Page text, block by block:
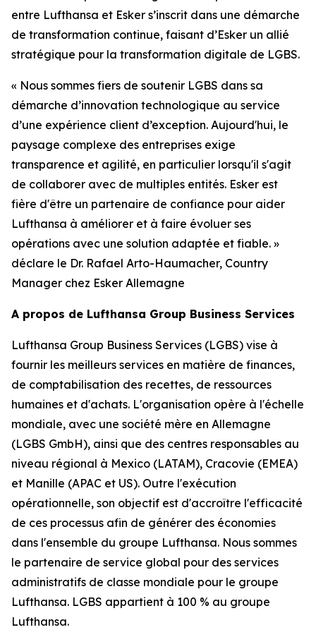
entre Lufthansa et Esker s’inscrit dans une démarche
de transformation continue, faisant d’Esker un allié
stratégique pour la transformation digitale de LGBS.
« Nous sommes fiers de soutenir LGBS dans sa
démarche d’innovation technologique au service
d’une expérience client d’exception. Aujourd'hui, le
paysage complexe des entreprises exige
transparence et agilité, en particulier lorsqu'il s'agit
de collaborer avec de multiples entités. Esker est
fière d'être un partenaire de confiance pour aider
Lufthansa à améliorer et à faire évoluer ses
opérations avec une solution adaptée et fiable. »
déclare le Dr. Rafael Arto-Haumacher, Country
Manager chez Esker Allemagne
A propos de Lufthansa Group Business Services
Lufthansa Group Business Services (LGBS) vise à
fournir les meilleurs services en matière de finances,
de comptabilisation des recettes, de ressources
humaines et d'achats. L'organisation opère à l'échelle
mondiale, avec une société mère en Allemagne
(LGBS GmbH), ainsi que des centres responsables au
niveau régional à Mexico (LATAM), Cracovie (EMEA)
et Manille (APAC et US). Outre l'exécution
opérationnelle, son objectif est d'accroître l'efficacité
de ces processus afin de générer des économies
dans l'ensemble du groupe Lufthansa. Nous sommes
le partenaire de service global pour des services
administratifs de classe mondiale pour le groupe
Lufthansa. LGBS appartient à 100 % au groupe
Lufthansa.